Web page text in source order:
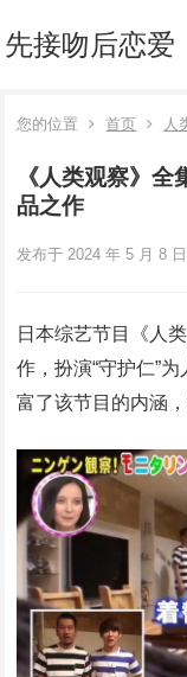
先接吻后恋爱
您的位置 首页 人
《人类观察》
品之作
发布于 2024 年 5 月 8 日
日本综艺节目《人
作，扮演“守护仁”
富了该节目的内涵